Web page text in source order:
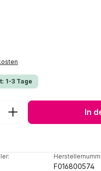
1-3 Tage
den In
F016800574